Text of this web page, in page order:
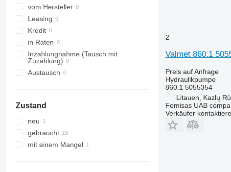
vom Hersteller
Leasing
Kredit
in Raten
Inzahlungnahme (Tausch mit
Zuzahlung)
Austausch
Zustand
neu
gebraucht
mit einem Mangel
2
Valmet 860.1
Preis auf Anfrage
Hydraulikpumpe
860.1 5055354
Litauen, Kazlų
Fomisas UAB
Verkäufer